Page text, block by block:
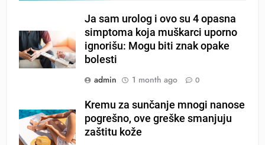
Ja sam urolog i ovo su 4 opasna
simptoma koja muškarci uporno
ignorišu: Mogu biti znak opake
bolesti
admin
1 month ago 0
Kremu za sunčanje mnogi nanose
pogrešno, ove greške smanjuju
zaštitu kože